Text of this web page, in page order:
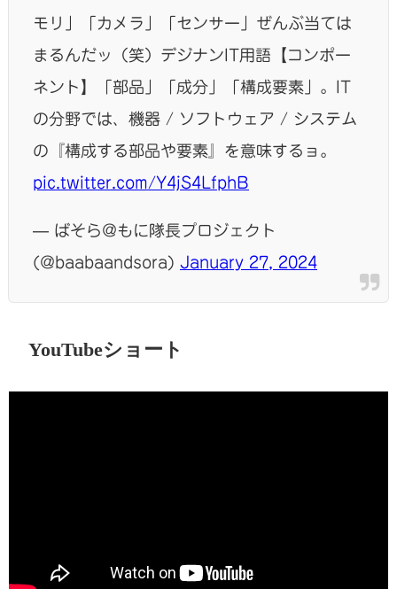
モリ」「カメラ」「センサー」ぜんぶ当ては
まるんだッ（笑）デジナンIT用語【コンポー
ネント】「部品」「成分」「構成要素」。IT
の分野では、機器 / ソフトウェア / システム
の『構成する部品や要素』を意味するョ。
pic.twitter.com/Y4jS4LfphB
— ばそら@もに隊長プロジェクト
(@baabaandsora) January 27, 2024
YouTubeショート